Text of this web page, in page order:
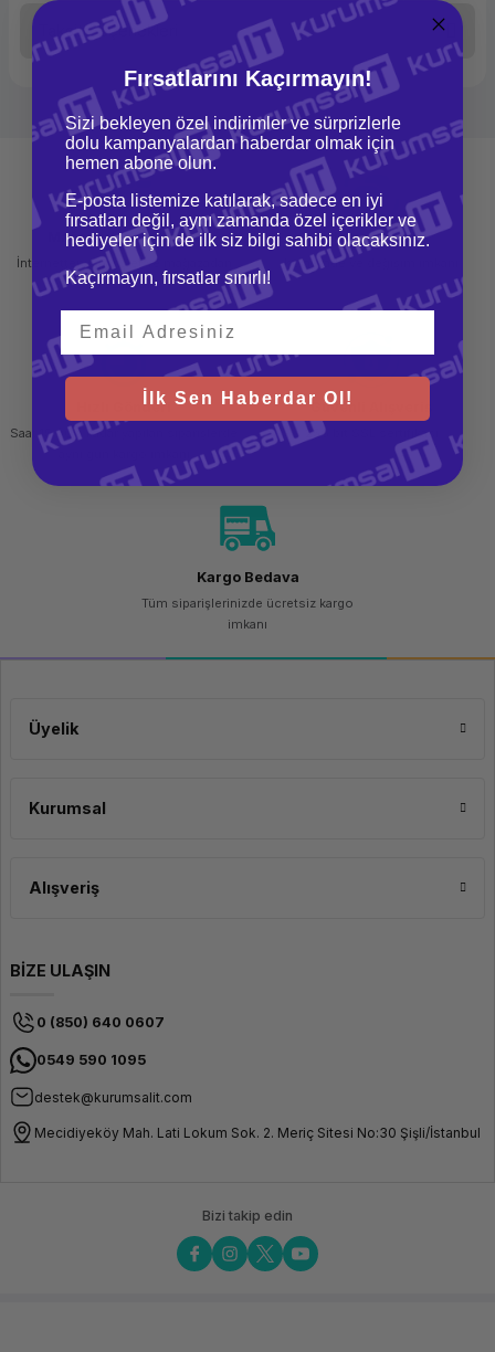
Yorum Yaz
Ürün hakkında henüz soru sorulmamış.
Soru Sor
Taksit Seçenekleri
Mağazadan Teslimat
İnternetten sipariş et ve mağazadan
teslim al
İade ve Değişim
Kolay iade ve değişim imkanı
Hızlı Gönderi
Saat 15.00'a kadar yapılan siparişlerde
Güvenli Alışveriş
256 bit SSL sertifikası
Kargo Bedava
Tüm siparişlerinizde ücretsiz kargo
imkanı
Üyelik
Kurumsal
Alışveriş
BİZE ULAŞIN
0 (850) 640 0607
0549 590 1095
destek@kurumsalit.com
Mecidiyeköy Mah. Lati Lokum Sok. 2. Meriç Sitesi No:30 Şişli/İstanbul
Bizi takip edin
Fırsatlarını Kaçırmayın!
Sizi bekleyen özel indirimler ve sürprizlerle
dolu kampanyalardan haberdar olmak için
hemen abone olun.
E-posta listemize katılarak, sadece en iyi
fırsatları değil, aynı zamanda özel içerikler ve
hediyeler için de ilk siz bilgi sahibi olacaksınız.
Kaçırmayın, fırsatlar sınırlı!
İlk Sen Haberdar Ol!